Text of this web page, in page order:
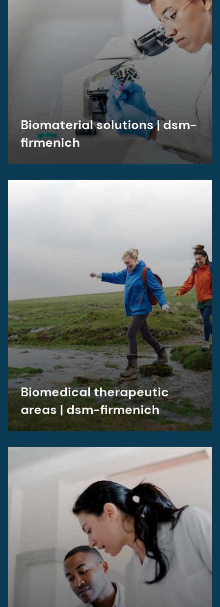
Biomaterial solutions | dsm-
firmenich
Biomedical therapeutic
areas | dsm-firmenich